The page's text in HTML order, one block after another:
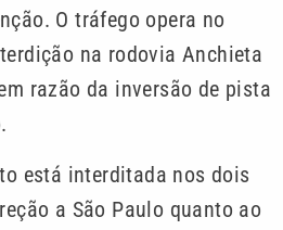
O tráfego opera no
na rodovia Anchieta
razão da inversão de pista
está interditada nos dois
a São Paulo quanto ao